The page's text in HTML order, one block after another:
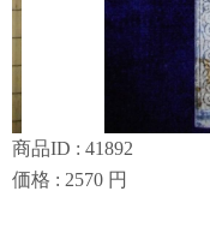
商品ID : 41892
価格 : 2570 円